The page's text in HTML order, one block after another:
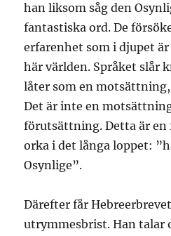
han liksom såg den
fantastiska ord. De
erfarenhet som i djupet
här världen. Språket slår
låter som en
Det är inte en
förutsättning. Detta är
orka i det långa loppet:
Osynlige”.
Därefter får
utrymmesbrist. Han talar